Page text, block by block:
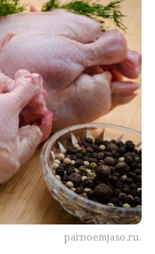
parnoemjaso.ru.